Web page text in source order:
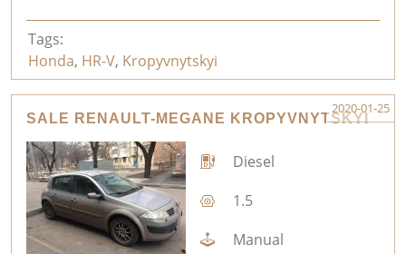
Tags:
Honda, HR-V, Kropyvnytskyi
SALE RENAULT-MEGANE KROPYVNYTSKYI
2020-01-25
Diesel
1.5
Manual